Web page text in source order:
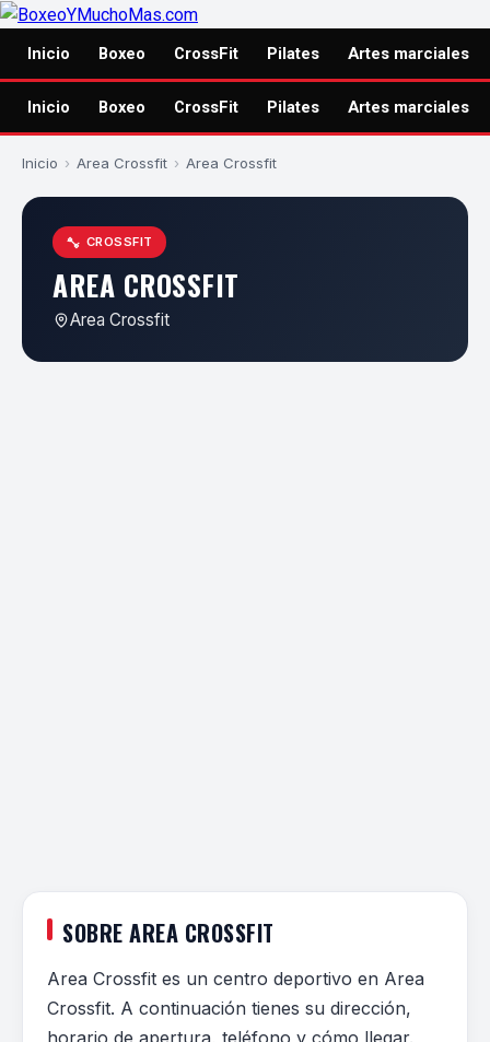
Inicio Boxeo CrossFit Pilates Artes marciales
Inicio Boxeo CrossFit Pilates Artes marciales
Inicio › Area Crossfit › Area Crossfit
CROSSFIT
AREA CROSSFIT
Area Crossfit
SOBRE AREA CROSSFIT
Area Crossfit es un centro deportivo en Area
Crossfit. A continuación tienes su dirección,